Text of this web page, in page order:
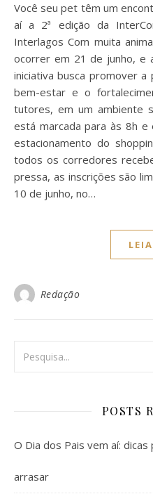
Você seu pet têm um encontro marcado com a gente. Vem
aí a 2ª edição da
Interlagos Com muita
ocorrer em 21 de junho, e
iniciativa busca promover
bem-estar e o
tutores, em um ambiente
está marcada para às 8h
estacionamento do
todos os corredores
pressa, as inscrições são
10 de junho, no…
Redação
POSTS
O Dia dos Pais vem aí:
arrasar